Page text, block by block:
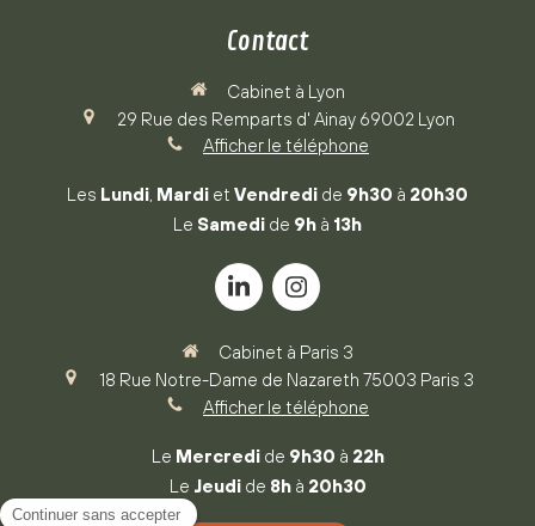
Contact
Cabinet à Lyon
29 Rue des Remparts d' Ainay 69002 Lyon
Afficher le téléphone
Les Lundi, Mardi et Vendredi de 9h30 à 20h30
Le Samedi de 9h à 13h
Cabinet à Paris 3
18 Rue Notre-Dame de Nazareth 75003 Paris 3
Afficher le téléphone
Le Mercredide 9h30 à 22h
Le Jeudide 8hà 20h30